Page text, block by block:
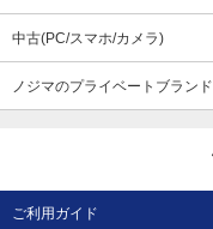
中古(PC/スマホ/カメラ)
ノジマのプライベートブランド
ご利用ガイド